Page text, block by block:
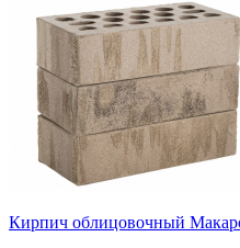
Кирпич облицовочный